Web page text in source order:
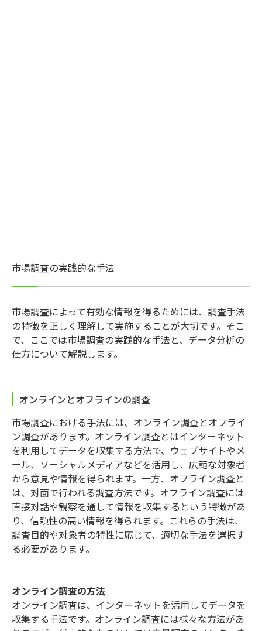
市場調査の実践的な手法
市場調査によって有効な情報を得るためには、調査手法
の特徴を正しく理解して実施することが大切です。そこ
で、ここでは市場調査の実践的な手法と、データ分析の
仕方について解説します。
オンラインとオフラインの調査
市場調査における手法には、オンライン調査とオフライ
ン調査があります。オンライン調査とはインターネット
を利用してデータを収集する方法で、ウェブサイトやメ
ール、ソーシャルメディアなどを活用し、広範な対象者
から意見や情報を得られます。一方、オフライン調査と
は、対面で行われる調査方法です。オフライン調査には
直接対話や観察を通して情報を収集するという特徴があ
り、信頼性の高い情報を得られます。これらの手法は、
調査目的や対象者の特性に応じて、適切な手法を選択す
る必要があります。
オンライン調査の方法
オンライン調査は、インターネットを活用してデータを
収集する手法です。オンライン調査には様々な方法があ